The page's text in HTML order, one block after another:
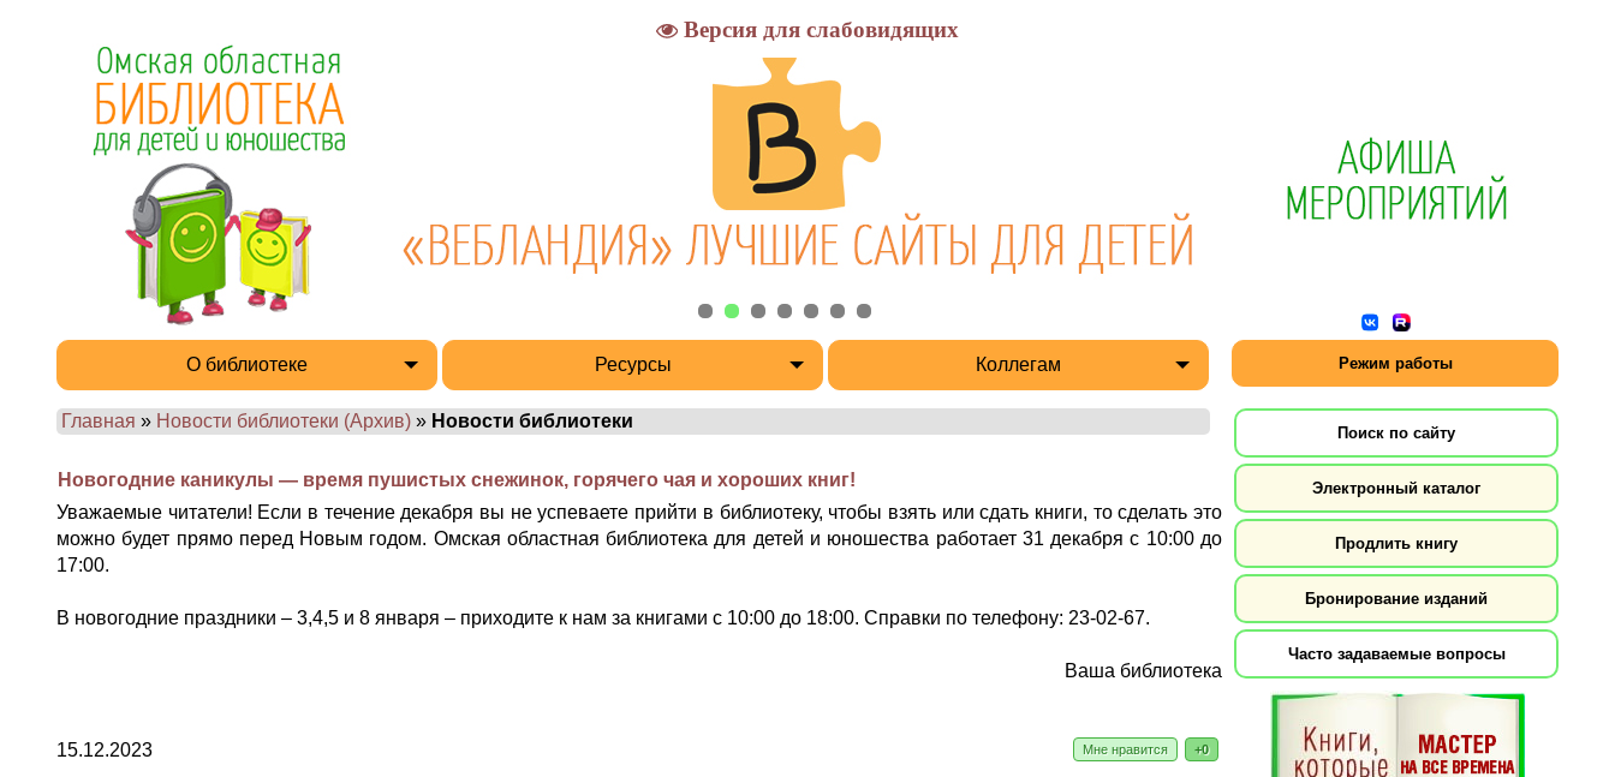
Версия для слабовидящих
О библиотеке Ресурсы Коллегам Режим работы
Главная » Новости библиотеки (Архив) » Новости библиотеки
Новогодние каникулы — время пушистых снежинок, горячего чая и хороших книг!
Уважаемые читатели! Если в течение декабря вы не успеваете прийти в библиотеку, чтобы взять или сдать книги, то сделать это
можно будет прямо перед Новым годом. Омская областная библиотека для детей и юношества работает 31 декабря с 10:00 до
17:00.
В новогодние праздники – 3,4,5 и 8 января – приходите к нам за книгами с 10:00 до 18:00. Справки по телефону: 23-02-67.
Ваша библиотека
15.12.2023 Мне нравится +0
Поиск по сайту
Электронный каталог
Продлить книгу
Бронирование изданий
Часто задаваемые вопросы